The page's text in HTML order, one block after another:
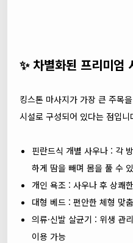
✨ 차별화된 프리미엄
킹스톤 마사지가 가장 큰 주목
시설로 구성되어 있다는 점입니
핀란드식 개별 사우나 : 각
하게 땀을 빼며 몸을 풀 수
개인 욕조 : 사우나 후 상쾌
대형 베드 : 편안한 체형 맞
의류·신발 살균기 : 위생 관
이용 가능